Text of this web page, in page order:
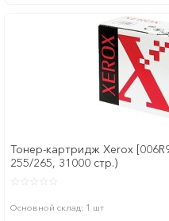
Тонер-картридж Xerox
255/265, 31000 стр.)
Основной склад: 1 шт